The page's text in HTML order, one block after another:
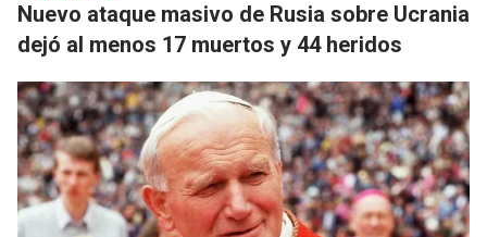
Nuevo ataque masivo de Rusia sobre Ucrania
dejó al menos 17 muertos y 44 heridos